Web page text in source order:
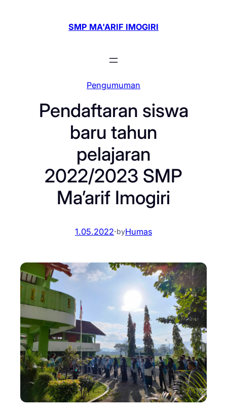
SMP MA'ARIF IMOGIRI
Pengumuman
Pendaftaran siswa
baru tahun
pelajaran
2022/2023 SMP
Ma’arif Imogiri
1.05.2022·byHumas